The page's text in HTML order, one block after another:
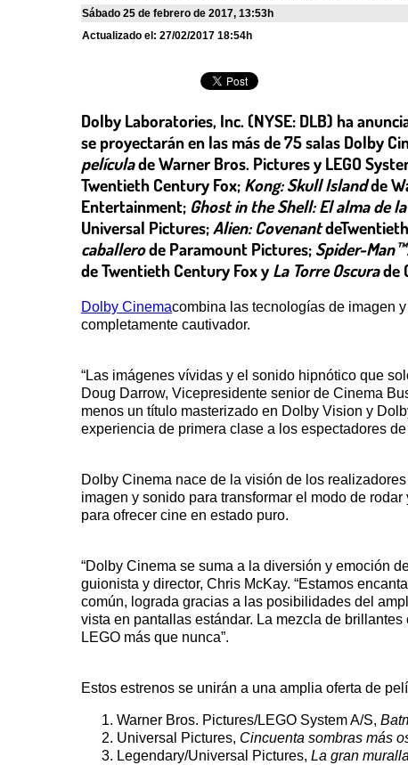
sábado 25 de febrero de 2017, 13:53h
Actualizado el: 27/02/2017 18:54h
Dolby Laboratories, Inc. (NYSE: DLB) ha
se proyectarán en las más de 75 salas Dolby
películade Warner Bros. Pictures y LEGO
Twentieth Century Fox; Kong: Skull Islandde
Entertainment; Ghost in the Shell: El alma de
Universal Pictures;Alien: Covenant
caballerode Paramount Pictures; Spider-Man™
de Twentieth Century Fox y La Torre Oscurade
Dolby Cinemacombina las tecnologías de imagen
completamente cautivador.
“Las imágenes vívidas y el sonido hipnótico que
Doug Darrow, Vicepresidente senior de Cinema
menos un título masterizado en Dolby Vision y
experiencia de primera clase a los espectadores de
Dolby Cinema nace de la visión de los
imagen y sonido para transformar el modo de
para ofrecer cine en estado puro.
“Dolby Cinema se suma a la diversión y emoción
guionista y director, Chris McKay. “Estamos
común, lograda gracias a las posibilidades del
vista en pantallas estándar. La mezcla de
LEGO más que nunca”.
Estos estrenos se unirán a una amplia oferta de
Warner Bros. Pictures/LEGO System A/S,
Universal Pictures, Cincuenta sombras más
Legendary/Universal Pictures, La gran muralla